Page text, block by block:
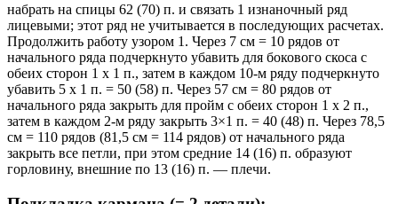
набрать на спицы 62 (70) п. и связать 1 изнаночный ряд
лицевыми; этот ряд не учитывается в последующих расчетах.
Продолжить работу узором 1. Через 7 см = 10 рядов от
начального ряда подчеркнуто убавить для бокового скоса с
обеих сторон 1 х 1 п., затем в каждом 10-м ряду подчеркнуто
убавить 5 х 1 п. = 50 (58) п. Через 57 см = 80 рядов от
начального ряда закрыть для пройм с обеих сторон 1 х 2 п.,
затем в каждом 2-м ряду закрыть 3×1 п. = 40 (48) п. Через 78,5
см = 110 рядов (81,5 см = 114 рядов) от начального ряда
закрыть все петли, при этом средние 14 (16) п. образуют
горловину, внешние по 13 (16) п. — плечи.